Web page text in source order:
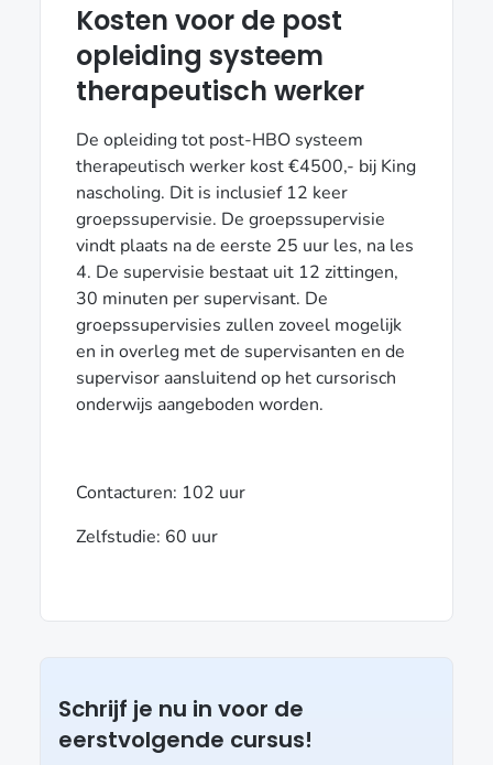
Kosten voor de post
opleiding systeem
therapeutisch werker
De opleiding tot post-HBO systeem
therapeutisch werker kost €4500,- bij King
nascholing. Dit is inclusief 12 keer
groepssupervisie. De groepssupervisie
vindt plaats na de eerste 25 uur les, na les
4. De supervisie bestaat uit 12 zittingen,
30 minuten per supervisant. De
groepssupervisies zullen zoveel mogelijk
en in overleg met de supervisanten en de
supervisor aansluitend op het cursorisch
onderwijs aangeboden worden.
Contacturen: 102 uur
Zelfstudie: 60 uur
Schrijf je nu in voor de
eerstvolgende cursus!